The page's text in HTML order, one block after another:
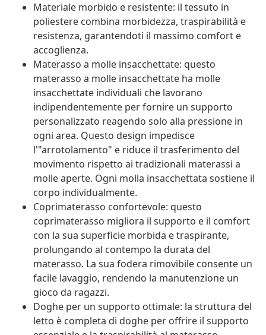
Materiale morbido e resistente: il tessuto in
poliestere combina morbidezza, traspirabilità e
resistenza, garantendoti il massimo comfort e
accoglienza.
Materasso a molle insacchettate: questo
materasso a molle insacchettate ha molle
insacchettate individuali che lavorano
indipendentemente per fornire un supporto
personalizzato reagendo solo alla pressione in
ogni area. Questo design impedisce
l'"arrotolamento" e riduce il trasferimento del
movimento rispetto ai tradizionali materassi a
molle aperte. Ogni molla insacchettata sostiene il
corpo individualmente.
Coprimaterasso confortevole: questo
coprimaterasso migliora il supporto e il comfort
con la sua superficie morbida e traspirante,
prolungando al contempo la durata del
materasso. La sua fodera rimovibile consente un
facile lavaggio, rendendo la manutenzione un
gioco da ragazzi.
Doghe per un supporto ottimale: la struttura del
letto è completa di doghe per offrire il supporto